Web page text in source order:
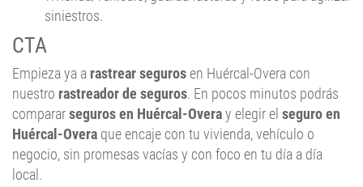
CTA
Empieza ya a
nuestrorastreador de seguros . En pocos minutos podrás
compararseguros en Huércal-Overay elegir elseguro en
Huércal-Overaque encaje con tu vivienda, vehículo o
negocio, sin promesas vacías y con foco en tu día a día
local.